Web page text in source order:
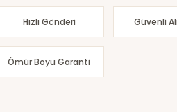
Hızlı Gönderi Güvenli
Ömür Boyu Garanti